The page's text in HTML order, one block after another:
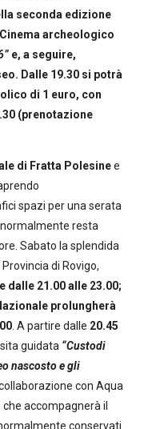
seconda edizione
archeologico
e, a seguire,
Dalle 19.30 si potrà
di 1 euro, con
(prenotazione
di Fratta Polesinee
spazi per una serata
resta
Sabato la splendida
di Rovigo,
21.00 alle 23.00;
azionale prolungherà
. A partire dalle 20.45
guidata “Custodi
nascosto e gli
con Aqua
accompagnerà il
conservati